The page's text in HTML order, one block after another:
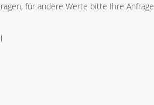
für andere Werte bitte Ihre Anfrage